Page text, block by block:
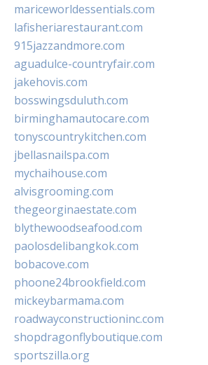
mariceworldessentials.com
lafisheriarestaurant.com
915jazzandmore.com
aguadulce-countryfair.com
jakehovis.com
bosswingsduluth.com
birminghamautocare.com
tonyscountrykitchen.com
jbellasnailspa.com
mychaihouse.com
alvisgrooming.com
thegeorginaestate.com
blythewoodseafood.com
paolosdelibangkok.com
bobacove.com
phoone24brookfield.com
mickeybarmama.com
roadwayconstructioninc.com
shopdragonflyboutique.com
sportszilla.org